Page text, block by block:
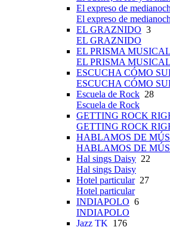
El expreso de
El expreso de
EL GRAZNIDO 3
EL GRAZNIDO
EL PRISMA MUSICAL
EL PRISMA MUSICAL
ESCUCHA CÓMO
ESCUCHA CÓMO
Escuela de Rock 28
Escuela de Rock
GETTING ROCK
GETTING ROCK
HABLAMOS DE
HABLAMOS DE
Hal sings Daisy 22
Hal sings Daisy
Hotel particular27
Hotel particular
INDIAPOLO 6
INDIAPOLO
Jazz TK 176